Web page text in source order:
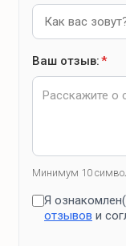
Ваш отзыв:*
Минимум 10
Я
отзывов и